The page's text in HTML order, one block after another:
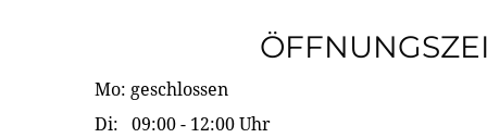
Mo: geschlossen
Di: 09:00 - 12:00 Uhr